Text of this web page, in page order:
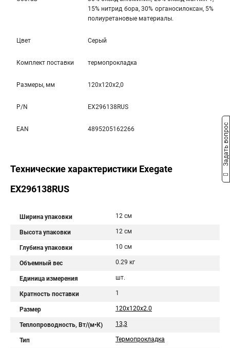
15% нитрид бора, 30% органосилоксан, 5%
полиуретановые материалы.
Цвет Серый
Комплект поставки термопрокладка
Размеры, мм 120x120x2,0
P/N EX296138RUS
EAN 4895205162266
Технические характеристики Exegate
EX296138RUS
Ширина упаковки 12 см
Высота упаковки 12 см
Глубина упаковки 10 см
Объемный вес 0.29 кг
Единица измерения шт.
Кратность поставки 1
Размер 120x120x2.0
Теплопроводность, Вт/(м•К) 13,3
Тип Термопрокладка
Задать вопрос